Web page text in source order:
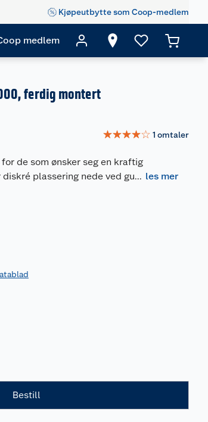
Kjøpeutbytte som Coop-medlem
medlem
ferdig montert
☆☆☆☆☆ 1 omtaler
de som ønsker seg en kraftig
plassering nede ved gu... les mer
Bestill